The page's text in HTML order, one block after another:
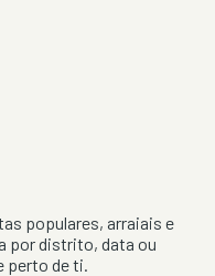
populares, arraiais e
por distrito, data ou
perto de ti.